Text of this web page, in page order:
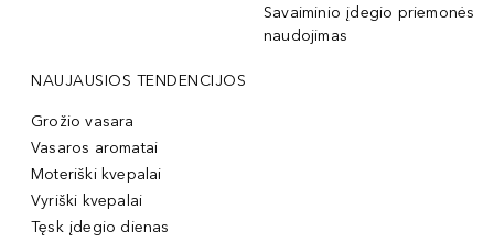
Savaiminio įdegio priemonės
naudojimas
NAUJAUSIOS TENDENCIJOS
Grožio vasara
Vasaros aromatai
Moteriški kvepalai
Vyriški kvepalai
Tęsk įdegio dienas